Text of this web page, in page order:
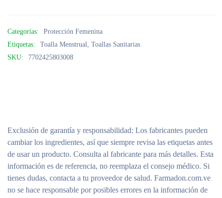
Categorías:
Protección Femenina
Etiquetas:
Toalla Menstrual Toallas Sanitarias
SKU:
7702425803008
Exclusión de garantía y responsabilidad: Los fabricantes pueden
cambiar los ingredientes, así que siempre revisa las etiquetas antes
de usar un producto. Consulta al fabricante para más detalles. Esta
información es de referencia, no reemplaza el consejo médico. Si
tienes dudas, contacta a tu proveedor de salud. Farmadon.com.ve
no se hace responsable por posibles errores en la información de